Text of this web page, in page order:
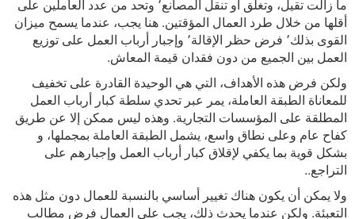
ما زالت تقيل، وتغلق أو تنقل المصانع٬ وتحد من عدد العاملين على
أقلها من خلال طرد العمال المؤقتين. هنا يجب، عندما يسمح ميزان
القوى بذلك٬ فرض حظر الإقالة٬ وإجبار أرباب العمل على توزيع
العمل بين الجميع من دون فقدان قيمة المعاش.
ولكن فرض هذه الأهداف، التي هي الوحيدة القادرة على تخفيف
للمعاناة الطبقة العاملة، يمر عبر تحدي سلطة كبار أرباب العمل
المطلقة على المؤسسات التجارية. وهذه ليس ممكن إلا عن طريق
كفاح عام وعلى نطاق واسع، يشمل الطبقة العاملة بمجملها، و
بشكل قوية بما يكفي لإقلاق كبار أرباب العمل وإجبارهم على
التراجع..
ولا يمكن أن يكون هناك تغيير أساسي بالنسبة للعمال دون مثل هذه
التعبئة. ولكن عندما يحدث ذلك، يجب على العمال فرض مطالب